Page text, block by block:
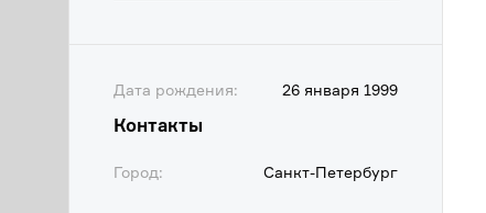
Дата рождения: 26 января 1999
Контакты
Город: Санкт-Петербург